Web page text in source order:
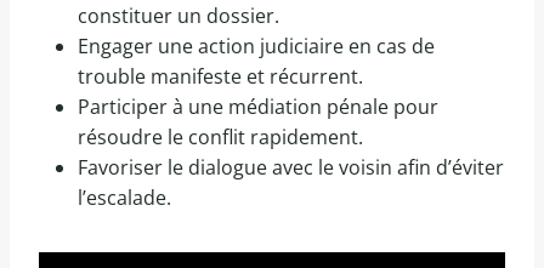
constituer un dossier.
Engager une action judiciaire en cas de
trouble manifeste et récurrent.
Participer à une médiation pénale pour
résoudre le conflit rapidement.
Favoriser le dialogue avec le voisin afin d’éviter
l’escalade.